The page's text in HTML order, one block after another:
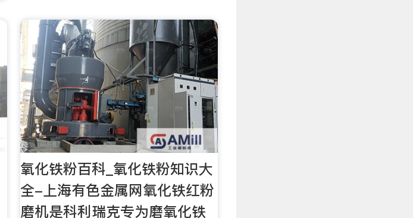
氧化铁粉百科_氧化铁粉知识大
全-上海有色金属网氧化铁红粉
磨机是科利瑞克专为磨氧化铁